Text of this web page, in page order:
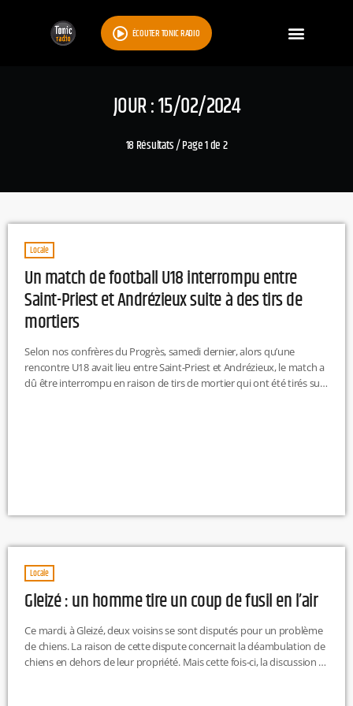
ÉCOUTER TONIC RADIO
JOUR : 15/02/2024
18 Résultats / Page 1 de 2
Locale
Un match de football U18 interrompu entre
Saint-Priest et Andrézieux suite à des tirs de
mortiers
Selon nos confrères du Progrès, samedi dernier, alors qu’une
rencontre U18 avait lieu entre Saint-Priest et Andrézieux, le match a
dû être interrompu en raison de tirs de mortier qui ont été tirés sur
Locale
Gleizé : un homme tire un coup de fusil en l’air
Ce mardi, à Gleizé, deux voisins se sont disputés pour un problème
de chiens. La raison de cette dispute concernait la déambulation de
chiens en dehors de leur propriété. Mais cette fois-ci, la discussion à